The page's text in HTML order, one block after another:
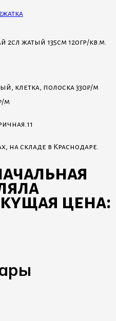
жатый 135см 120гр/кв.м.
клетка, полоска 330₽/м
м
на складе в Краснодаре.
цена: